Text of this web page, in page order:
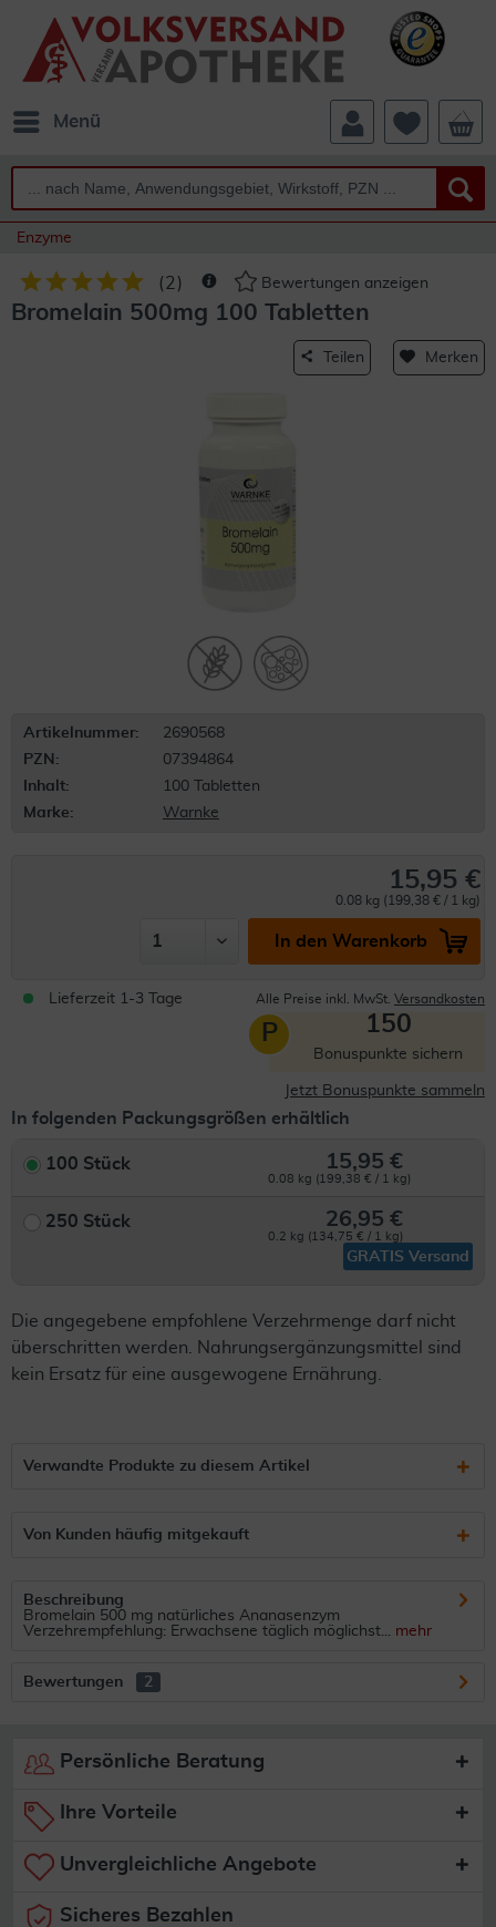
Menü
Enzyme
(2 ) Bewertungen anzeigen
Bromelain 500mg 100 Tabletten
Teilen Merken
Artikelnummer:
2690568
PZN:
07394864
Inhalt:
100 Tabletten
Marke:
Warnke
15,95 €
0.08 kg (199,38 € / 1 kg)
In den Warenkorb
Lieferzeit 1-3 Tage Alle Preise inkl. MwSt. Versandkosten
P 150
Bonuspunkte sichern
Jetzt Bonuspunkte sammeln
In folgenden Packungsgrößen erhältlich
100 Stück 15,95 €
0.08 kg (199,38 € / 1 kg)
250 Stück 26,95 €
0.2 kg (134,75 € / 1 kg)
GRATIS Versand
Die angegebene empfohlene Verzehrmenge darf nicht
überschritten werden. Nahrungsergänzungsmittel sind
kein Ersatz für eine ausgewogene Ernährung.
Verwandte Produkte zu diesem Artikel
Von Kunden häufig mitgekauft
Beschreibung
Bromelain 500 mg natürliches Ananasenzym
Verzehrempfehlung: Erwachsene täglich möglichst... mehr
Bewertungen 2
Persönliche Beratung
Ihre Vorteile
Unvergleichliche Angebote
Sicheres Bezahlen